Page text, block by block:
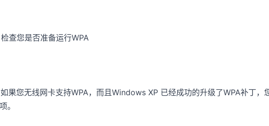
查您是否准备运行WPA
果您无线网卡支持WPA，而且Windows XP 已经成功的升级了WPA补丁，
。